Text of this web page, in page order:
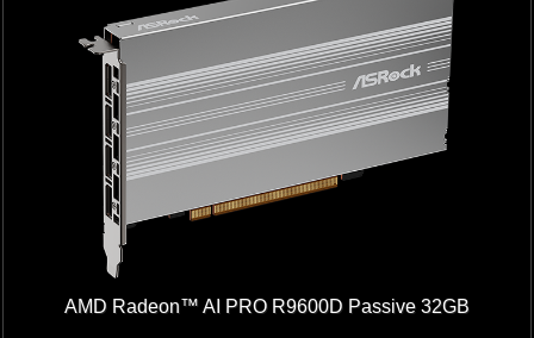
AMD Radeon™ AI PRO R9600D Passive 32GB